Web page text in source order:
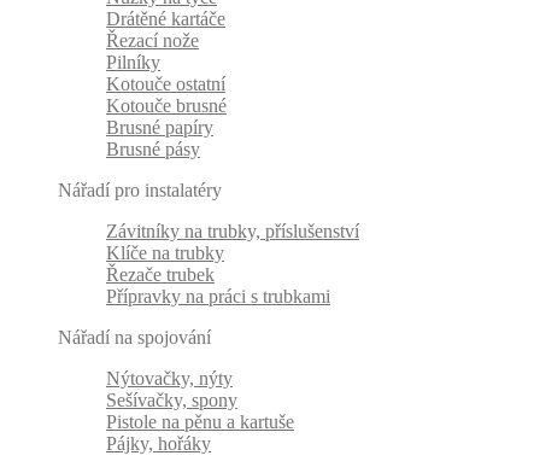
Drátěné kartáče
Řezací nože
Pilníky
Kotouče ostatní
Kotouče brusné
Brusné papíry
Brusné pásy
Nářadí pro instalatéry
Závitníky na trubky, příslušenství
Klíče na trubky
Řezače trubek
Přípravky na práci s trubkami
Nářadí na spojování
Nýtovačky, nýty
Sešívačky, spony
Pistole na pěnu a kartuše
Pájky, hořáky